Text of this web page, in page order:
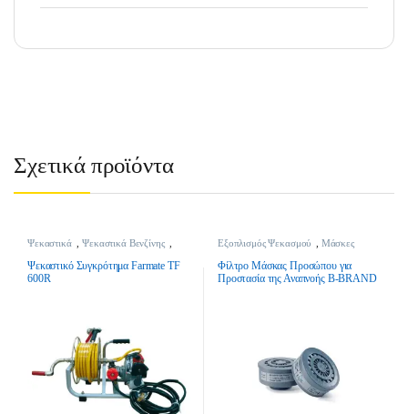
Σχετικά προϊόντα
Ψεκαστικά ,Ψεκαστικά Βενζίνης
Ψεκαστικό Συγκρότημα Farmate TF
600R
Εξοπλισμός Ψεκασμού
Μάσκες
Φίλτρο Μάσκας Προσώπου για
Προστασία της Αναπνοής B-BRAND